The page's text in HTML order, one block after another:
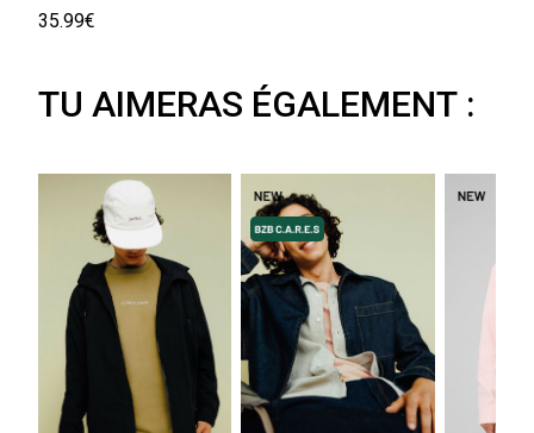
35.99€
TU AIMERAS ÉGALEMENT :